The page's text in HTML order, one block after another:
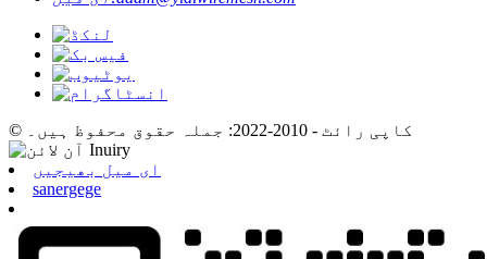
© کاپی رائٹ - 2010-2022: جملہ حقوق محفوظ ہیں۔
ای میل بھیجیں
sanergege